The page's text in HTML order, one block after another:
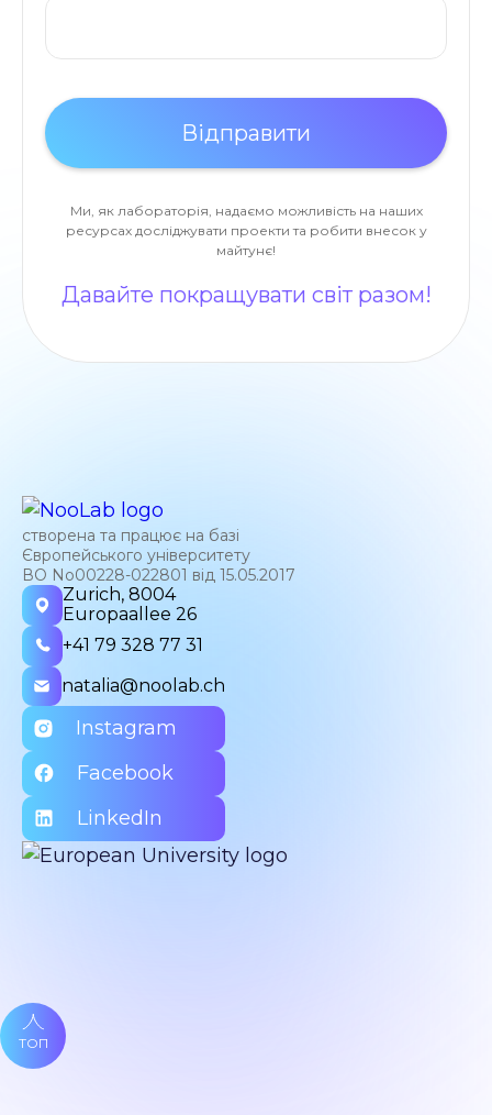
Ми, як лабораторія, надаємо можливість на наших
ресурсах досліджувати проекти та робити внесок у
майтунє!
Давайте покращувати світ разом!
створена та працює на базі
Європейського університету
ВО No00228-022801 від 15.05.2017
Zurich, 8004
Europaallee 26
+41 79 328 77 31
natalia@noolab.ch
Instagram
Facebook
LinkedIn
ТОП